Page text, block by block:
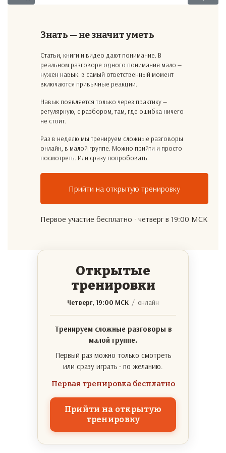
Знать — не значит уметь
Статьи, книги и видео дают понимание. В
реальном разговоре одного понимания мало —
нужен навык: в самый ответственный момент
включаются привычные реакции.
Навык появляется только через практику —
регулярную, с разбором, там, где ошибка ничего
не стоит.
Раз в неделю мы тренируем сложные разговоры
онлайн, в малой группе. Можно прийти и просто
посмотреть. Или сразу попробовать.
Прийти на открытую тренировку
Первое участие бесплатно · четверг в 19:00 МСК
Открытые
тренировки
Четверг, 19:00 МСК / онлайн
Тренируем сложные разговоры в
малой группе.
Первый раз можно только смотреть
или сразу играть - по желанию.
Первая тренировка бесплатно
Прийти на открытую
тренировку